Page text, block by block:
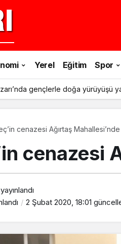
Yerel Eğitim Spor
gençlerle doğa yürüyüşü
cenazesi Ağırtaş
cenazesi
2 Şubat 2020, 18:01